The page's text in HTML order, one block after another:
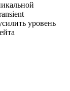
уровень